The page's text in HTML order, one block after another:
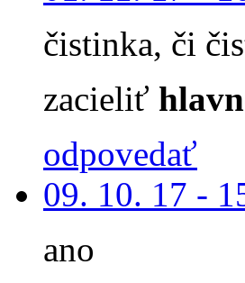
čistinka, či
zacieliť
odpovedať
09. 10. 17 -
ano